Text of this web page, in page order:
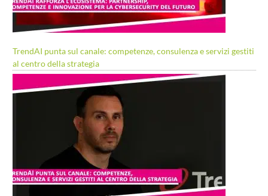
TrendAI punta sul canale: competenze, consulenza e servizi gestiti
al centro della strategia